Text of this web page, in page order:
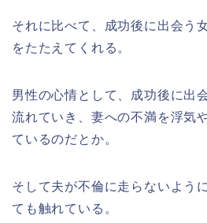
それに比べて、成功後に出会う
をたたえてくれる。
男性の心情として、成功後に出
流れていき、妻への不満を浮気
ているのだとか。
そして夫が不倫に走らないよう
ても触れている。